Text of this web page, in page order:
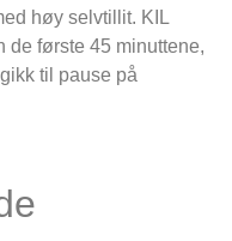
høy selvtillit. KIL
de første 45 minuttene,
til pause på